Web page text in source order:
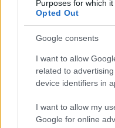
Purposes for which it
Opted Out
Google consents
I want to allow
related to
device identifiers in
I want to allow my
Google for online
1998Ο Ολυμπιακός
πίσω από την
Κυπελλούχων
διπλό αγώνα (7/6
2003Ο 25χρονος
Σέρπα ανεβαίνει
του Έβερεστ, σε